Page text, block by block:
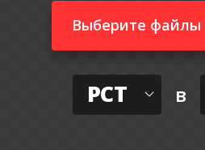
Выберите файлы
PCT в